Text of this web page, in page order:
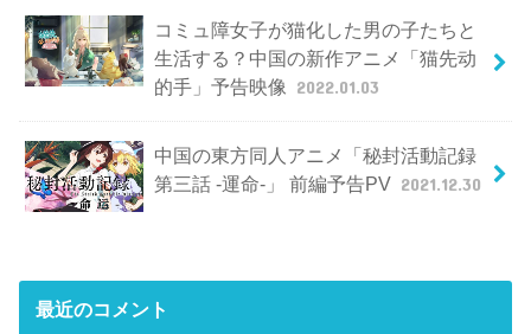
コミュ障女子が猫化した男の子たちと
生活する？中国の新作アニメ「猫先动
的手」予告映像
2022.01.03
中国の東方同人アニメ「秘封活動記録
第三話 -運命-」 前編予告PV 2021.12.30
最近のコメント